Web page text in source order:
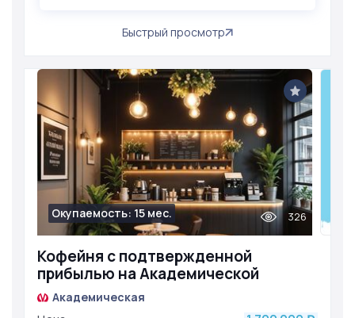
Быстрый просмотр
Кофейня с подтвержденной
прибылью на Академической
Окупаемость: 15 мес. 326
Академическая